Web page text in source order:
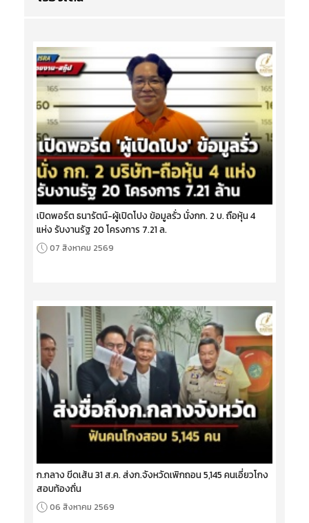
เปิดพอร์ต ธนารัตน์-ผู้เปิดโปง ข้อมูลรั่ว นั่งกก. 2 บ. ถือหุ้น 4
แห่ง รับงานรัฐ 20 โครงการ 7.21 ล.
07 สิงหาคม 2569
ก.กลาง ขีดเส้น 31 ส.ค. ส่งก.จังหวัดเพิกถอน 5,145 คนเอี่ยวโกง
สอบท้องถิ่น
06 สิงหาคม 2569